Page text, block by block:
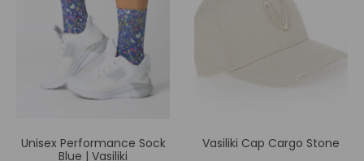
Unisex Performance Sock
Blue | Vasiliki
Vasiliki Cap Cargo Stone